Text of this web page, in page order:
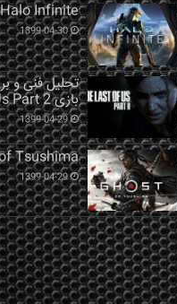
Halo Infinite
1399-04-30
تحلیل فنی و
بازی The Last of Us Part 2
1399-04-29
Tsushima
1399-04-29